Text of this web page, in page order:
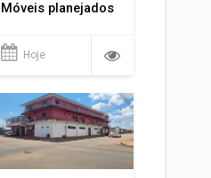
Móveis planejados
Hoje